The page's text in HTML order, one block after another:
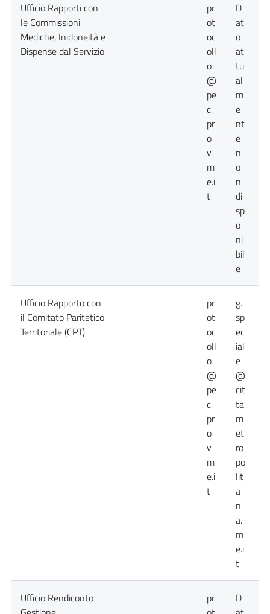
Ufficio Rapporti con
le Commissioni
Mediche, Inidoneità e
Dispense dal Servizio
pr
ot
oc
oll
o
@
pe
c.
pr
o
v.
m
e.i
t
D
at
o
at
tu
al
m
e
nt
e
n
o
n
di
sp
o
ni
bil
e
Ufficio Rapporto con
il Comitato Paritetico
Territoriale (CPT)
pr
ot
oc
oll
o
@
pe
c.
pr
o
v.
m
e.i
t
g.
sp
ec
ial
e
@
cit
ta
m
et
ro
po
lit
a
n
a.
m
e.i
t
Ufficio Rendiconto
pr
D